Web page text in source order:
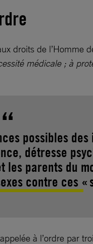
droits de l’Homme
médicale ; à
possibles
détresse
les parents du
contre ces «
à l’ordre par